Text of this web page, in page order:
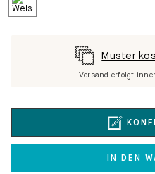
IN DEN
Muster
Versand erfolgt